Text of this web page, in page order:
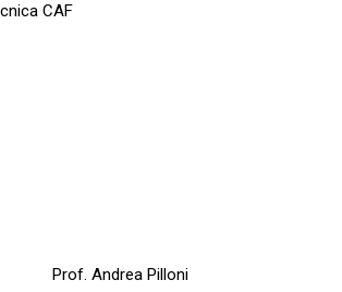
CAF
Prof. Andrea Pilloni